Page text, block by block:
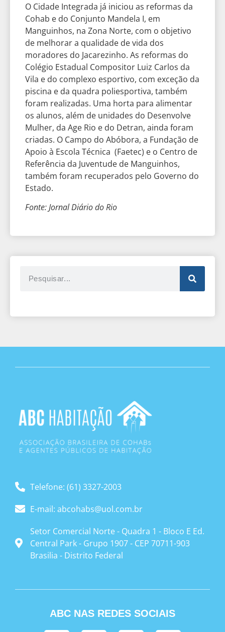
O Cidade Integrada já iniciou as reformas da
Cohab e do Conjunto Mandela I, em
Manguinhos, na Zona Norte, com o objetivo
de melhorar a qualidade de vida dos
moradores do Jacarezinho. As reformas do
Colégio Estadual Compositor Luiz Carlos da
Vila e do complexo esportivo, com exceção da
piscina e da quadra poliesportiva, também
foram realizadas. Uma horta para alimentar
os alunos, além de unidades do Desenvolve
Mulher, da Age Rio e do Detran, ainda foram
criadas. O Campo do Abóbora, a Fundação de
Apoio à Escola Técnica (Faetec) e o Centro de
Referência da Juventude de Manguinhos,
também foram recuperados pelo Governo do
Estado.
Fonte: Jornal Diário do Rio
Telefone: (61) 3327-2003
E-mail: abcohabs@uol.com.br
Setor Comercial Norte - Quadra 1 - Bloco E Ed.
Central Park - Grupo 1907 - CEP 70711-903
Brasilia - Distrito Federal
ABC NAS REDES SOCIAIS